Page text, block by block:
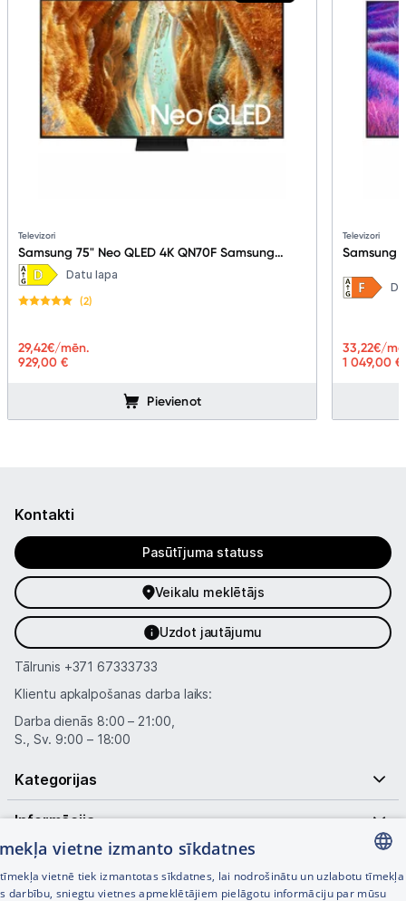
Televizori
Samsung 75" Neo QLED 4K QN70F Samsung
Vision AI Smart TV (2025) QE75QN70FAUXXH
Datu lapa
(2)
929,00 €
29,42€/mēn.
Pievienot
Televizori
Samsung
1 049,00 €
33,22€/
Kontakti
Pasūtījuma statuss
Veikalu meklētājs
Uzdot jautājumu
Tālrunis +371 67333733
Klientu apkalpošanas darba laiks:
Darba dienās 8:00 – 21:00,
S., Sv. 9:00 – 18:00
Kategorijas
Informācija
Noderīgas saites
LATVIAN
vietne izmanto sīkdatnes
vietnē tiek izmantotas sīkdatnes, lai nodrošinātu un uzlabotu tīmekļa
darbību, sniegtu vietnes apmeklētājiem pielāgotu informāciju par mūsu